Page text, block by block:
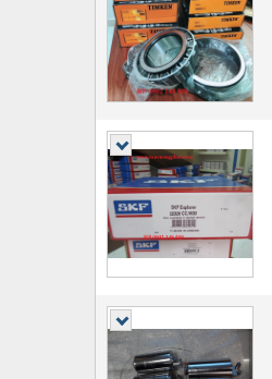
Sắt, thép, inox các loại
Thí nghiệm-Trang thiết bị
Thiết bị chiếu sáng
Thiết bị chống sét
Thiết bị an ninh
Thiết bị công nghiệp
Thiết bị công trình
Thiết bị giáo dục